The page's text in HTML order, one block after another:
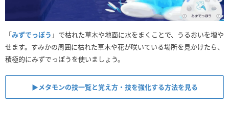
「みずでっぽう 」で枯れた草木や地面に水をまくことで、うるおいを増や
せます。すみかの周囲に枯れた草木や花が咲いている場所を見かけたら、
積極的にみずでっぽうを使いましょう。
▶︎メタモンの技一覧と覚え方・技を強化する方法を見る